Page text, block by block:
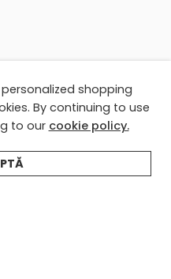
shopping
By continuing to use
to our cookie policy.